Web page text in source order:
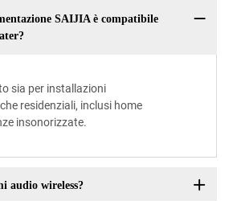
SAIJIA è compatibile
sia per installazioni
residenziali, inclusi home
insonorizzate.
audio wireless?